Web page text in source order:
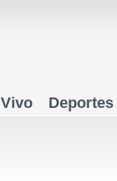
Vivo Deportes